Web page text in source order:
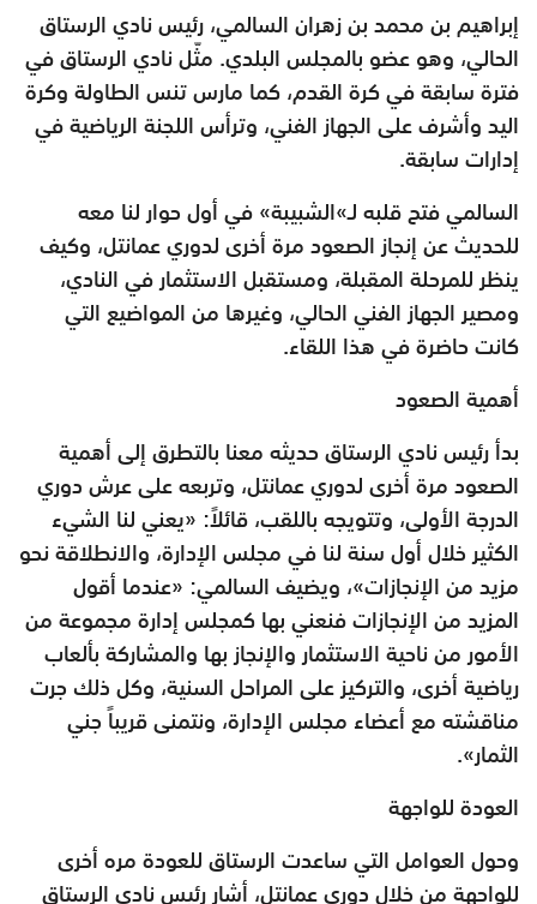
إبراهيم بن محمد بن زهران السالمي، رئيس نادي الرستاق
الحالي، وهو عضو بالمجلس البلدي. مثّل نادي الرستاق في
فترة سابقة في كرة القدم، كما مارس تنس الطاولة وكرة
اليد وأشرف على الجهاز الفني، وترأس اللجنة الرياضية في
إدارات سابقة.
السالمي فتح قلبه لـ»الشبيبة» في أول حوار لنا معه
للحديث عن إنجاز الصعود مرة أخرى لدوري عمانتل، وكيف
ينظر للمرحلة المقبلة، ومستقبل الاستثمار في النادي،
ومصير الجهاز الفني الحالي، وغيرها من المواضيع التي
كانت حاضرة في هذا اللقاء.
أهمية الصعود
بدأ رئيس نادي الرستاق حديثه معنا بالتطرق إلى أهمية
الصعود مرة أخرى لدوري عمانتل، وتربعه على عرش دوري
الدرجة الأولى، وتتويجه باللقب، قائلاً: «يعني لنا الشيء
الكثير خلال أول سنة لنا في مجلس الإدارة، والانطلاقة نحو
مزيد من الإنجازات»، ويضيف السالمي: «عندما أقول
المزيد من الإنجازات فنعني بها كمجلس إدارة مجموعة من
الأمور من ناحية الاستثمار والإنجاز بها والمشاركة بألعاب
رياضية أخرى، والتركيز على المراحل السنية، وكل ذلك جرت
مناقشته مع أعضاء مجلس الإدارة، ونتمنى قريباً جني
الثمار».
العودة للواجهة
وحول العوامل التي ساعدت الرستاق للعودة مره أخرى
للواجهة من خلال دوري عمانتل، أشار رئيس نادي الرستاق